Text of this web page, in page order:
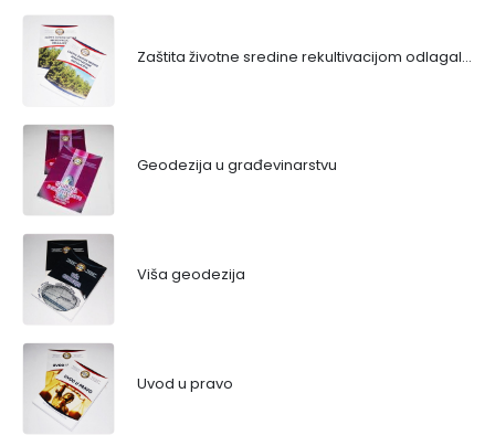
Zaštita životne sredine rekultivacijom odlagališta
Geodezija u građevinarstvu
Viša geodezija
Uvod u pravo